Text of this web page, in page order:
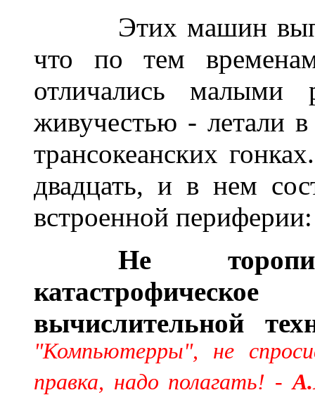
Этих машин
что по тем
отличались малыми
живучестью - летали
трансокеанских
двадцать, и в нем
встроенной
Не
вычислительной
"Компьютерры", не
правка, надо полагать! -